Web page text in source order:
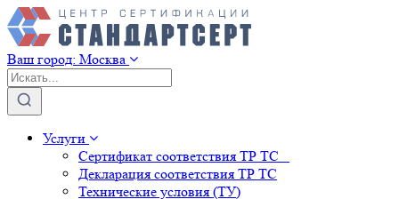
Ваш город: Москва
Услуги
Сертификат соответствия ТР ТС
Декларация соответствия ТР ТС
Технические условия (ТУ)